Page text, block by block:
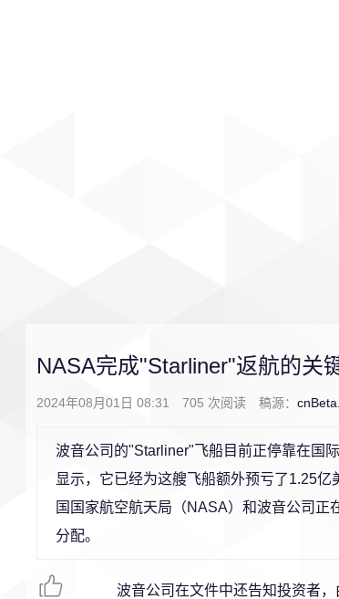
NASA完成"Starliner"返航的关
2024年08月01日 08:31 705 次阅读 稿源：
波音公司的"Starliner"飞船目前正停靠在国
显示，它已经为这艘飞船额外预亏了1.25
国国家航空航天局（NASA）和波音公司
分配。
波音公司在文件中还告知投资者